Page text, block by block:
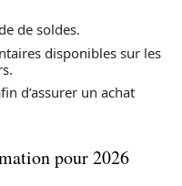
de soldes.
disponibles sur les
d’assurer un achat
pour 2026